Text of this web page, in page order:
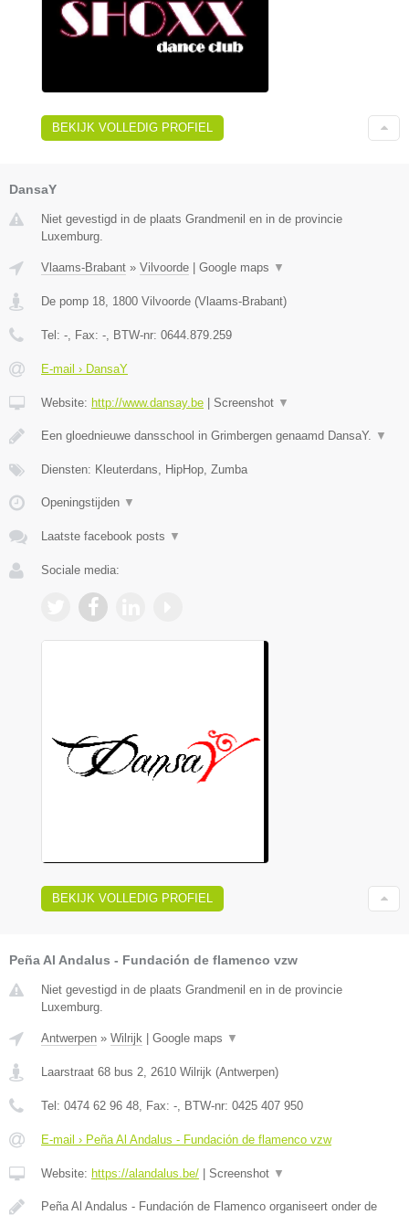
BEKIJK VOLLEDIG PROFIEL
DansaY
Niet gevestigd in de plaats Grandmenil en in de provincie
Luxemburg.
Vlaams-Brabant » Vilvoorde | Google maps ▼
De pomp 18 1800 Vilvoorde (Vlaams-Brabant)
Tel: - , Fax: - , BTW-nr: 0644.879.259
E-mail › DansaY
Website: http://www.dansay.be | Screenshot ▼
Een gloednieuwe dansschool in Grimbergen genaamd DansaY. ▼
Diensten: Kleuterdans, HipHop, Zumba
Openingstijden ▼
Laatste facebook posts ▼
Sociale media:
BEKIJK VOLLEDIG PROFIEL
Peña Al Andalus - Fundación de flamenco vzw
Niet gevestigd in de plaats Grandmenil en in de provincie
Luxemburg.
Antwerpen » Wilrijk | Google maps ▼
Laarstraat 68 bus 2 2610 Wilrijk (Antwerpen)
Tel: 0474 62 96 48 , Fax: - , BTW-nr: 0425 407 950
E-mail › Peña Al Andalus - Fundación de flamenco vzw
Website: https://alandalus.be/ | Screenshot ▼
Peña Al Andalus - Fundación de Flamenco organiseert onder de